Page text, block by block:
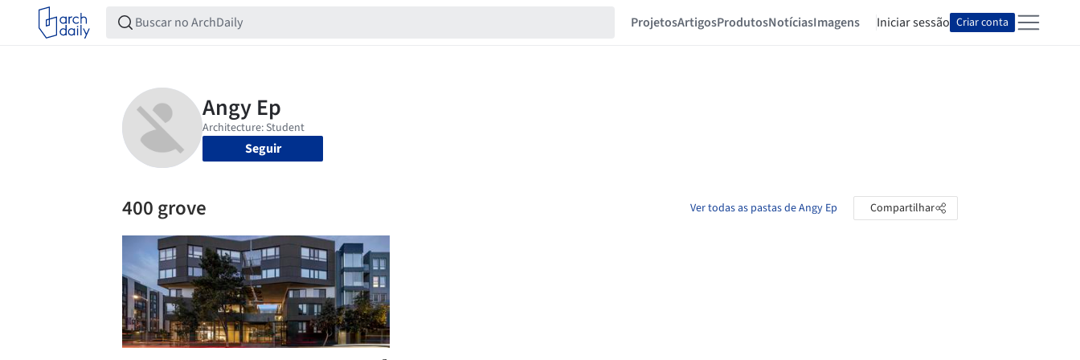
ProjetosArtigosProdutosNotíciasImagens Iniciar sessão Criar conta
Seguir
400 grove Ver todas as pastas de Angy Ep Compartilhar